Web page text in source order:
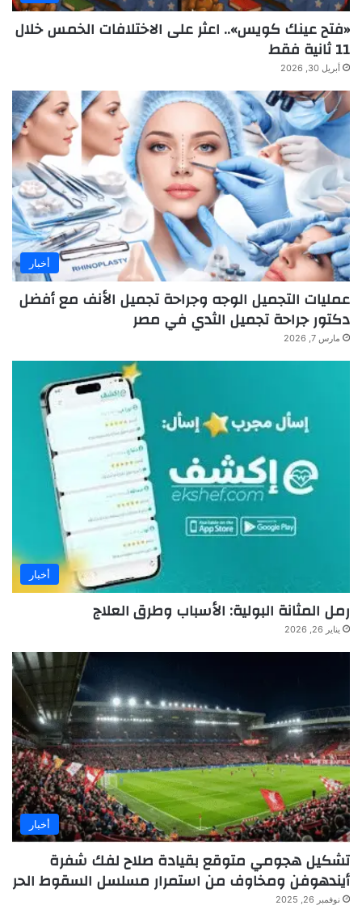
«فتح عينك كويس».. اعثر على الاختلافات الخمس خلال
11 ثانية فقط
أبريل 30, 2026
أخبار
عمليات التجميل الوجه وجراحة تجميل الأنف مع أفضل
دكتور جراحة تجميل الثدي في مصر
مارس 7, 2026
أخبار
رمل المثانة البولية: الأسباب وطرق العلاج
يناير 26, 2026
أخبار
تشكيل هجومي متوقع بقيادة صلاح لفك شفرة
أيندهوفن ومخاوف من استمرار مسلسل السقوط الحر
نوفمبر 26, 2025